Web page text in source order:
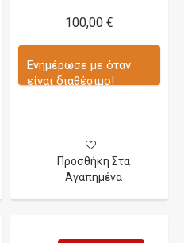
100,00 €
Ενημέρωσε με όταν
είναι διαθέσιμο!
Προσθήκη Στα
Αγαπημένα